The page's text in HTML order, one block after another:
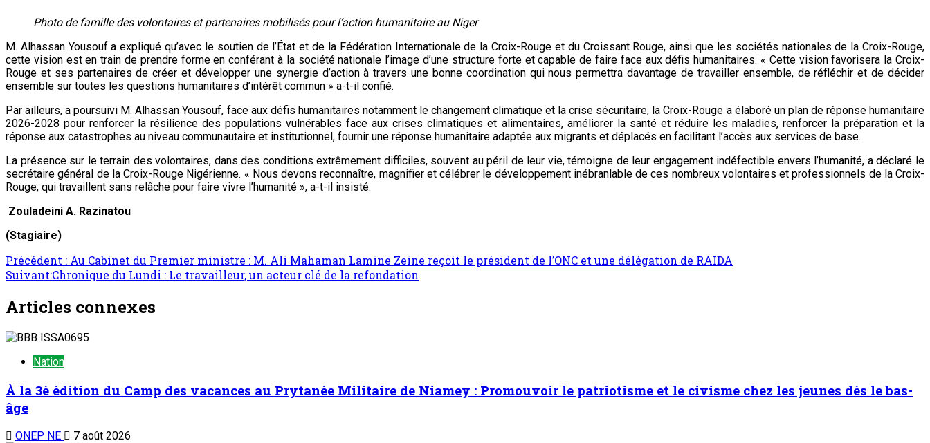
Photo de famille des volontaires et partenaires mobilisés pour l’action humanitaire au Niger
M. Alhassan Yousouf a expliqué qu’avec le soutien de l’État et de la Fédération Internationale de la Croix-Rouge et du Croissant Rouge, ainsi que les sociétés nationales de la Croix-Rouge,
cette vision est en train de prendre forme en conférant à la société nationale l’image d’une structure forte et capable de faire face aux défis humanitaires. « Cette vision favorisera la Croix-
Rouge et ses partenaires de créer et développer une synergie d’action à travers une bonne coordination qui nous permettra davantage de travailler ensemble, de réfléchir et de décider
ensemble sur toutes les questions humanitaires d’intérêt commun » a-t-il confié.
Par ailleurs, a poursuivi M. Alhassan Yousouf, face aux défis humanitaires notamment le changement climatique et la crise sécuritaire, la Croix-Rouge a élaboré un plan de réponse humanitaire
2026-2028 pour renforcer la résilience des populations vulnérables face aux crises climatiques et alimentaires, améliorer la santé et réduire les maladies, renforcer la préparation et la
réponse aux catastrophes au niveau communautaire et institutionnel, fournir une réponse humanitaire adaptée aux migrants et déplacés en facilitant l’accès aux services de base.
La présence sur le terrain des volontaires, dans des conditions extrêmement difficiles, souvent au péril de leur vie, témoigne de leur engagement indéfectible envers l’humanité, a déclaré le
secrétaire général de la Croix-Rouge Nigérienne. « Nous devons reconnaître, magnifier et célébrer le développement inébranlable de ces nombreux volontaires et professionnels de la Croix-
Rouge, qui travaillent sans relâche pour faire vivre l’humanité », a-t-il insisté.
Zouladeini A. Razinatou
(Stagiaire)
Précédent : Au Cabinet du Premier ministre : M. Ali Mahaman Lamine Zeine reçoit le président de l’ONC et une délégation de RAIDA
Suivant:Chronique du Lundi : Le travailleur, un acteur clé de la refondation
Articles connexes
Nation
À la 3è édition du Camp des vacances au Prytanée Militaire de Niamey : Promouvoir le patriotisme et le civisme chez les jeunes dès le bas-
âge
ONEP NE 7 août 2026